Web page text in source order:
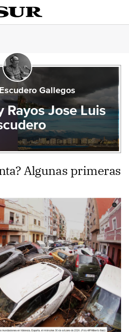
Gallegos
Rayos Jose Luis
Algunas primeras